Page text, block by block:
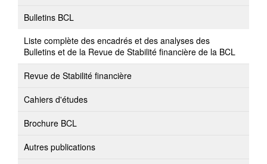
Bulletins BCL
Liste complète des encadrés et des analyses des
Bulletins et de la Revue de Stabilité financière de la BCL
Revue de Stabilité financière
Cahiers d'études
Brochure BCL
Autres publications